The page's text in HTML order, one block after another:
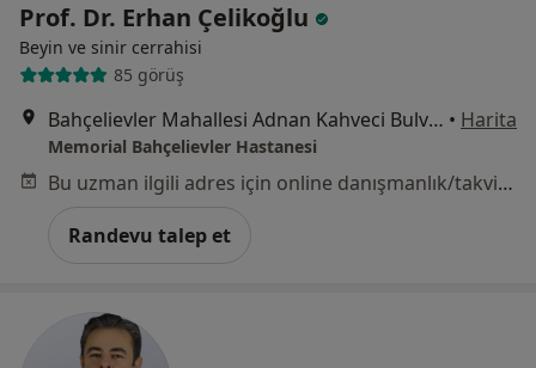
Prof. Dr. Erhan Çelikoğlu
Beyin ve sinir cerrahisi
85 görüş
Bahçelievler Mahallesi Adnan Kahveci Bulvarı No:227, Bahçelievler • Harita
Memorial Bahçelievler Hastanesi
Bu uzman ilgili adres için online danışmanlık/takvim sunmuyor.
Randevu talep et